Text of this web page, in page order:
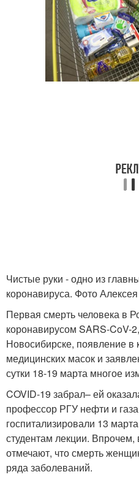
Чистые руки - одно из
коронавируса. Фото
Первая смерть человека в
коронавирусом SARS-CoV-
Новосибирске, появление в
медицинских масок и
сутки 18-19 марта многое
COVID-19 забрал– ей
профессор РГУ нефти и
госпитализировали 13
студентам лекции.
отмечают, что смерть
ряда заболеваний.